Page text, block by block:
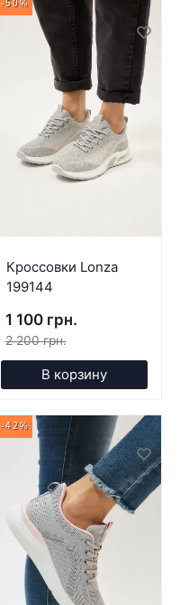
-50%
Кроссовки Lonza
199144
1 100 грн.
2 200 грн.
В корзину
-42%